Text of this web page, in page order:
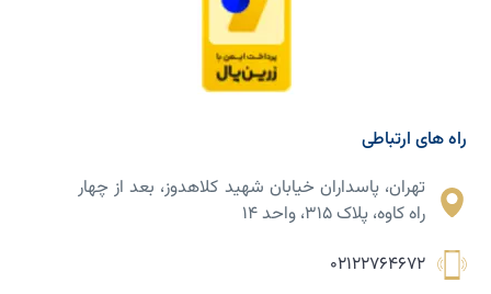
راه های ارتباطی
تهران، پاسداران خیابان شهید کلاهدوز، بعد از چهار
راه کاوه، پلاک ۳۱۵، واحد ۱۴
02122764672